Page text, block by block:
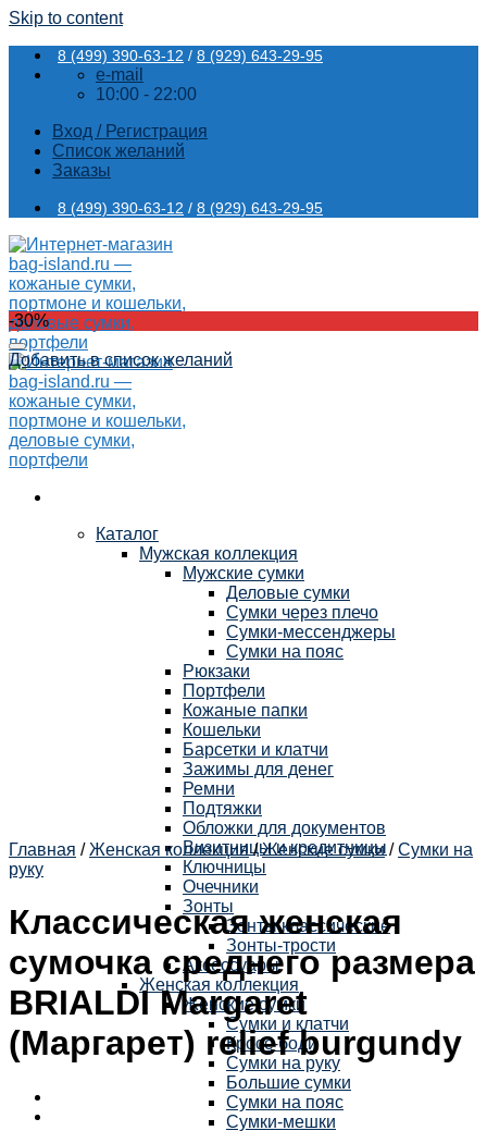
Skip to content
8 (499) 390-63-12 / 8 (929) 643-29-95
e-mail
10:00 - 22:00
Вход / Регистрация
Список желаний
Заказы
8 (499) 390-63-12 / 8 (929) 643-29-95
Каталог
Мужская коллекция
Мужские сумки
Деловые сумки
Сумки через плечо
Сумки-мессенджеры
Сумки на пояс
Рюкзаки
Портфели
Кожаные папки
Кошельки
Барсетки и клатчи
Зажимы для денег
Ремни
Подтяжки
Обложки для документов
Визитницы и кредитницы
Ключницы
Очечники
Зонты
Зонты классические
Зонты-трости
Аксессуары
Женская коллекция
Женские сумки
Сумки и клатчи
Кросс-боди
Сумки на руку
Большие сумки
Сумки на пояс
Сумки-мешки
-30%
Добавить в список желаний
Главная / Женская коллекция / Женские сумки / Сумки на
руку
Классическая женская
сумочка среднего размера
BRIALDI Margaret
(Маргарет) relief burgundy